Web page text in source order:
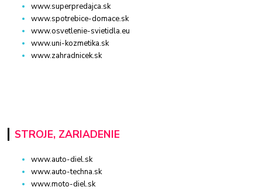
www.superpredajca.sk
www.spotrebice-domace.sk
www.osvetlenie-svietidla.eu
www.uni-kozmetika.sk
www.zahradnicek.sk
STROJE, ZARIADENIE
www.auto-diel.sk
www.auto-techna.sk
www.moto-diel.sk